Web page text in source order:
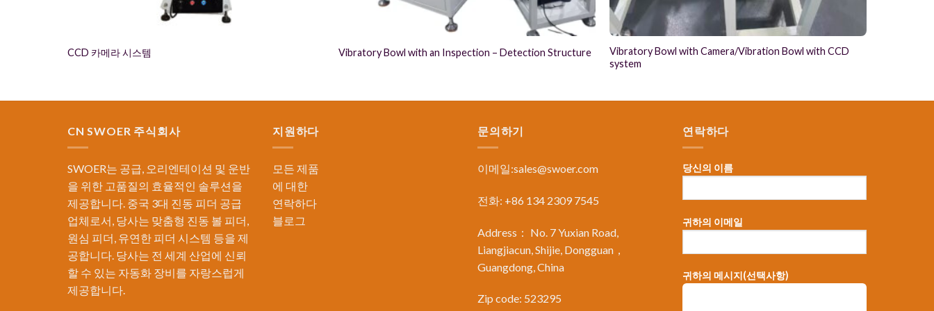
CCD 카메라 시스템 Vibratory Bowl with an Inspection – Detection Structure
Vibratory Bowl with Camera/Vibration Bowl with CCD
system
CN SWOER 주식회사
SWOER는 공급, 오리엔테이션 및 운반
을 위한 고품질의 효율적인 솔루션을
제공합니다. 중국 3대 진동 피더 공급
업체로서, 당사는 맞춤형 진동 볼 피더,
원심 피더, 유연한 피더 시스템 등을 제
공합니다. 당사는 전 세계 산업에 신뢰
할 수 있는 자동화 장비를 자랑스럽게
제공합니다.
지원하다
모든 제품
에 대한
연락하다
블로그
문의하기
이메일:sales@swoer.com
전화: +86 134 2309 7545
Address： No. 7 Yuxian Road,
Liangjiacun, Shijie, Dongguan，
Guangdong, China
Zip code: 523295
연락하다
당신의 이름
귀하의 이메일
귀하의 메시지(선택사항)